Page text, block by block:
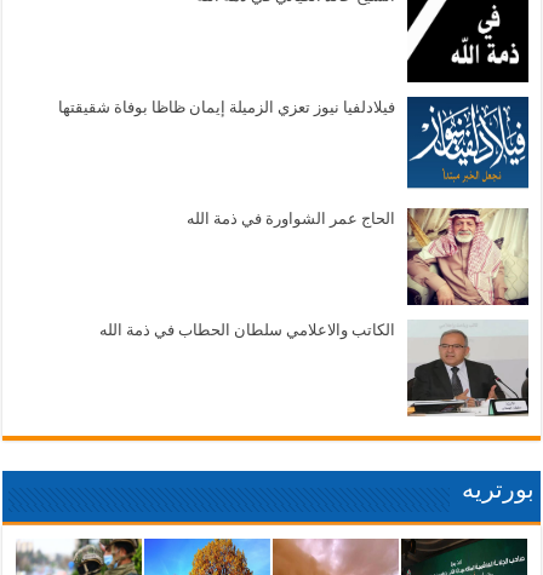
فيلادلفيا نيوز تعزي الزميلة إيمان ظاظا بوفاة شقيقتها
الحاج عمر الشواورة في ذمة الله
الكاتب والاعلامي سلطان الحطاب في ذمة الله
بورتريه